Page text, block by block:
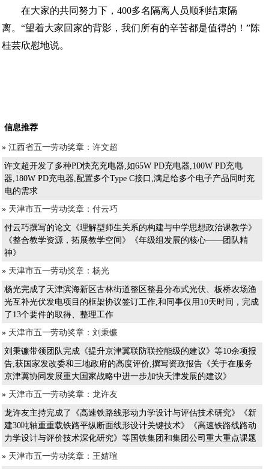
在大家的共同努力下，400多名隔离人员顺利结束隔
离。“望着大家回家的背影，我们所有的辛苦都是值得的！”陈
桂芸欣慰地说。
信息推荐
» 江西省五一劳动奖章：许文超
许文超开发了多种PD快充充电器,如65W PD充电器,100W PD充电
器,180W PD充电器,配置多个Type C接口,满足给多个电子产品同时充
电的需求
» 天津市五一劳动奖章：付云巧
付云巧撰写的论文《理解型师生关系的构建与中学思想政治课教学》
《整合教学资源，拓展教学空间》《年级组发展的核心——团队精
神》
» 天津市五一劳动奖章：杨光
杨光完成了天津滨海新区古林街道整区整县分布式光伏、板桥农场渔
光互补光伏发电项目的框架协议签订工作,和同事仅用10天时间，完成
了13个要件的取得、整理工作
» 天津市五一劳动奖章：刘秉镰
刘秉镰带领团队完成《提升京津冀联防联控能级的建议》等10余项报
告,获国家发改委和三地政府的高度评价,撰写资政报告《关于在服务
京津冀协同发展重大国家战略中进一步加快天津发展的建议》
» 天津市五一劳动奖章：龙许友
龙许友主持完成了《高速铁路线形动力学设计与评估技术研究》《新
建30吨轴重重载铁路平纵断面线形设计关键技术》《高速铁路线路动
力学设计与评价技术深化研究》等国铁集团和集团公司重大重点课题
» 天津市五一劳动奖章：王婧瑄